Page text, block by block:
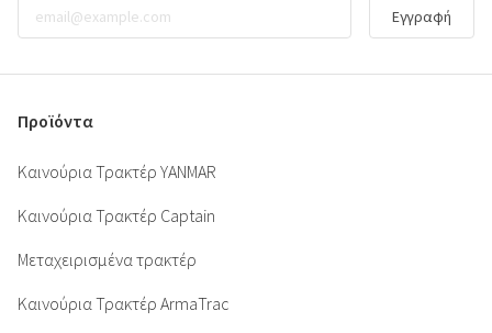
Εγγραφή
Προϊόντα
Καινούρια Τρακτέρ YANMAR
Καινούρια Τρακτέρ Captain
Μεταχειρισμένα τρακτέρ
Καινούρια Τρακτέρ ArmaTrac